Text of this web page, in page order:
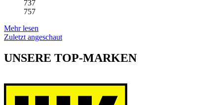
737
757
Mehr lesen
Zuletzt angeschaut
UNSERE TOP-MARKEN